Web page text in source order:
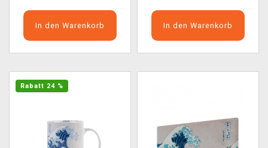
In den Warenkorb In den Warenkorb
Rabatt 24 %